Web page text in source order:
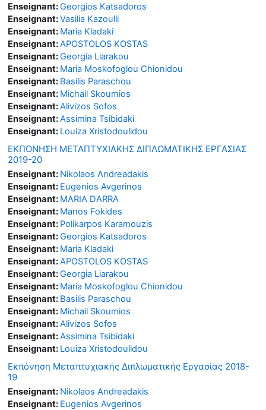
Enseignant:Georgios Katsadoros
Enseignant:Vasilia Kazoulli
Enseignant: Maria Kladaki
Enseignant:APOSTOLOS KOSTAS
Enseignant:Georgia Liarakou
Enseignant: Maria Moskofoglou Chionidou
Enseignant: Basilis Paraschou
Enseignant: Michail Skoumios
Enseignant:Alivizos Sofos
Enseignant:Assimina Tsibidaki
Enseignant: Louiza Xristodoulidou
ΕΚΠΟΝΗΣΗ ΜΕΤΑΠΤΥΧΙΑΚΗΣ ΔΙΠΛΩΜΑΤΙΚΗΣ ΕΡΓΑΣΙΑΣ
2019-20
Enseignant: Nikolaos Andreadakis
Enseignant: Eugenios Avgerinos
Enseignant: MARIA DARRA
Enseignant: Manos Fokides
Enseignant: Polikarpos Karamouzis
Enseignant:Georgios Katsadoros
Enseignant: Maria Kladaki
Enseignant:APOSTOLOS KOSTAS
Enseignant:Georgia Liarakou
Enseignant: Maria Moskofoglou Chionidou
Enseignant: Basilis Paraschou
Enseignant: Michail Skoumios
Enseignant:Alivizos Sofos
Enseignant:Assimina Tsibidaki
Enseignant: Louiza Xristodoulidou
Εκπόνηση Μεταπτυχιακής Διπλωματικής Εργασίας 2018-
19
Enseignant: Nikolaos Andreadakis
Enseignant: Eugenios Avgerinos